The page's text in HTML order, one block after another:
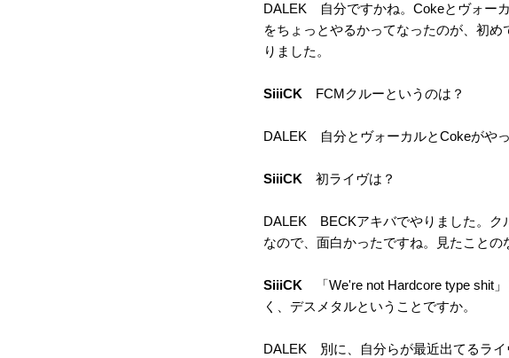
DALEK 自分ですかね。Cokeとヴォー
をちょっとやるかってなったのが、初
りました。
SiiiCK FCMクルーというのは？
DALEK 自分とヴォーカルとCokeがや
SiiiCK 初ライヴは？
DALEK BECKアキバでやりました。ク
なので、面白かったですね。見たことの
SiiiCK 「We're not Hardcore type shit
く、デスメタルということですか。
DALEK 別に、自分らが最近出てるライ